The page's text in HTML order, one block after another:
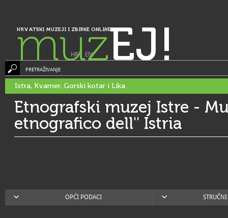
HRVATSKI MUZEJI I ZBIRKE ONLINE
muzEJ!
HR| EN
PRETRAŽIVANJE
Istra, Kvarner, Gorski kotar i Lika
Etnografski muzej Istre -
etnografico dell'' Istria
OPĆI PODACI